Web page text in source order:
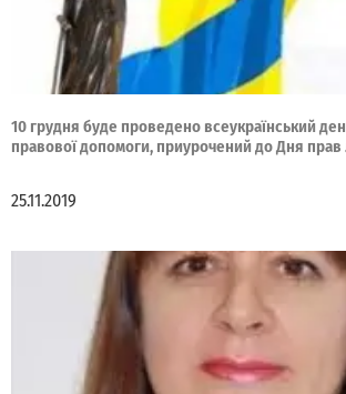
10 грудня буде проведено всеукраїнський
правової допомоги, приурочений до Дня
25.11.2019